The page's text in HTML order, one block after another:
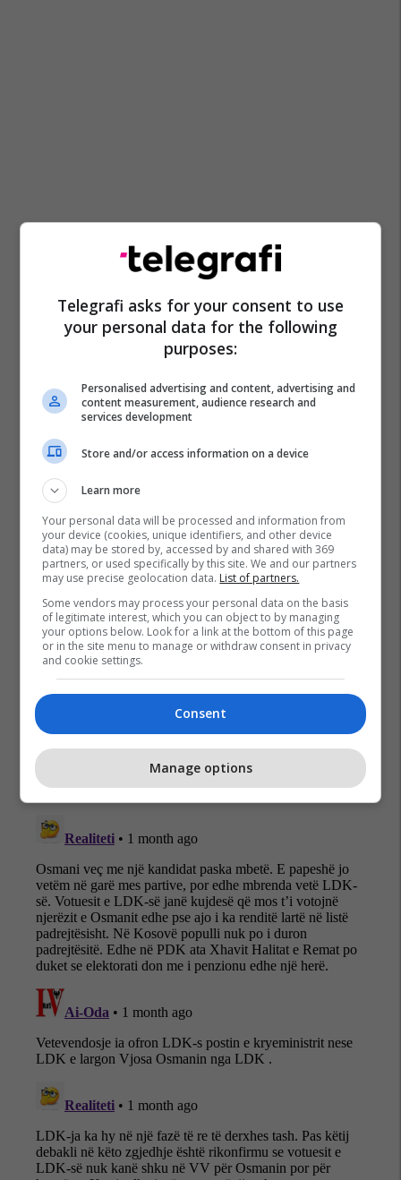
Ldk
Telegrafi asks for your consent to use
your personal data for the following
purposes:
Personalised advertising and content, advertising and
content measurement, audience research and
services development
Store and/or access information on a device
Learn more
Your personal data will be processed and information from
your device (cookies, unique identifiers, and other device
data) may be stored by, accessed by and shared with 369
partners, or used specifically by this site. We and our partners
may use precise geolocation data. List of partners.
Some vendors may process your personal data on the basis
of legitimate interest, which you can object to by managing
your options below. Look for a link at the bottom of this page
or in the site menu to manage or withdraw consent in privacy
and cookie settings.
Consent
Manage options